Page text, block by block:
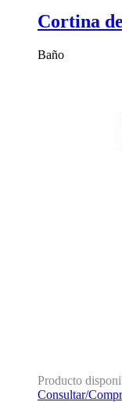
Cortina
Baño
Producto
Consultar/